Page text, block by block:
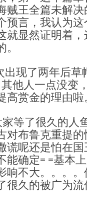
贼王全篇未解
预言，我认为
就显然证明着
。
现了两年后草
他人一点没变
高赏金的理由啦
等了很久的人
对布鲁克重提
谎呢还是怕在国
能确定= =基本
响不大。。。
很久的被广为流